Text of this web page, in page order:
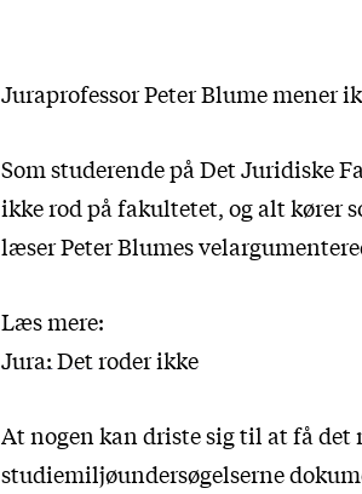
Juraprofessor Peter Blume mener
Som studerende på Det Juridiske
ikke rod på fakultetet, og alt kører
læser Peter Blumes
Læs mere:
Jura: Det roder ikke
At nogen kan driste sig til at få
studiemiljøundersøgelserne